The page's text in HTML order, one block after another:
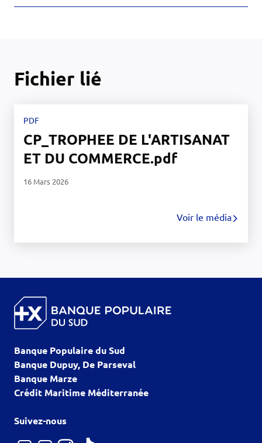
Fichier lié
PDF
CP_TROPHEE DE L'ARTISANAT
ET DU COMMERCE.pdf
16 Mars 2026
Voir le média
Banque Populaire du Sud
Banque Dupuy, De Parseval
Banque Marze
Crédit Maritime Méditerranée
Suivez-nous